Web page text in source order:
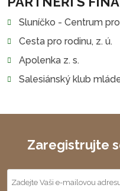
Sluníčko - Centrum pro
Cesta pro rodinu, z. ú.
Apolenka z. s.
Salesiánský klub
Zaregistrujte